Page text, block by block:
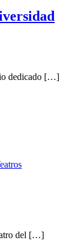
dedicado […]
del […]